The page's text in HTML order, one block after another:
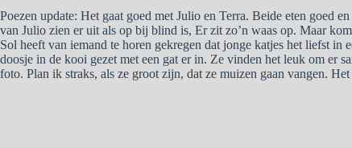
Poezen update: Het gaat goed met Julio en Terra. Beide eten goed
van Julio zien er uit als op bij blind is, Er zit zo’n waas op. Maar
Sol heeft van iemand te horen gekregen dat jonge katjes het liefst
doosje in de kooi gezet met een gat er in. Ze vinden het leuk om er
foto. Plan ik straks, als ze groot zijn, dat ze muizen gaan vangen.